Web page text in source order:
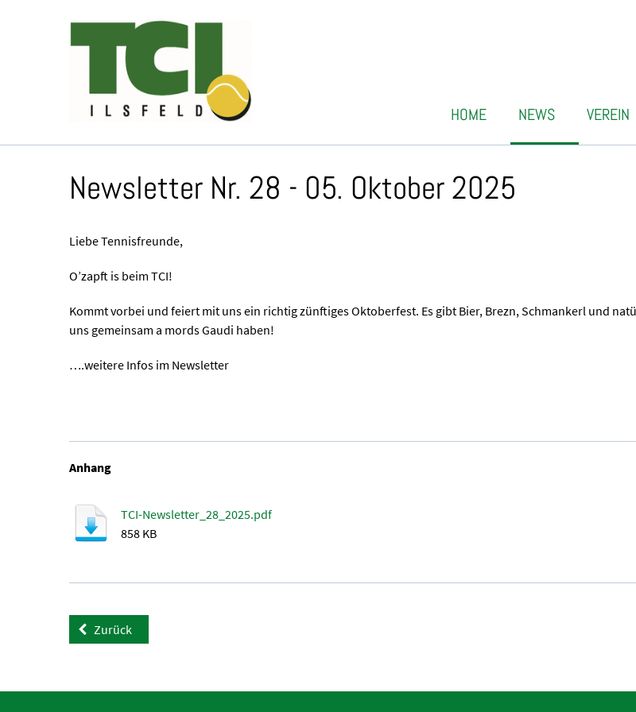
HOME NEWS VEREIN
Newsletter Nr. 28 - 05. Oktober 2025
Liebe Tennisfreunde,
O’zapft is beim TCI!
Kommt vorbei und feiert mit uns ein richtig zünftiges Oktoberfest. Es gibt Bier, Brezn, Schmankerl und
uns gemeinsam a mords Gaudi haben!
….weitere Infos im Newsletter
Anhang
TCI-Newsletter_28_2025.pdf
858 KB
Zurück